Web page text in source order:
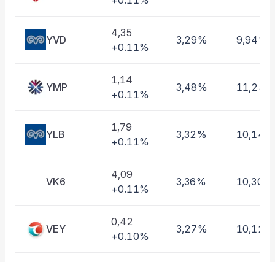
YVD
4,35
+0.11%
3,29% 9,94%
YMP
1,14
+0.11%
3,48% 11,25%
YLB
1,79
+0.11%
3,32% 10,14%
VK6
4,09
+0.11%
3,36% 10,30%
VEY
0,42
+0.10%
3,27% 10,12%